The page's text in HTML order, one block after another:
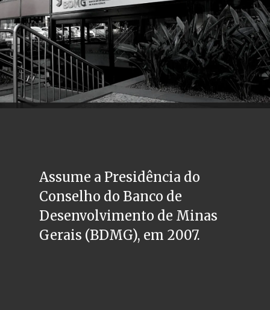
Assume a Presidência do
Conselho do Banco de
Desenvolvimento de Minas
Gerais (BDMG), em 2007.